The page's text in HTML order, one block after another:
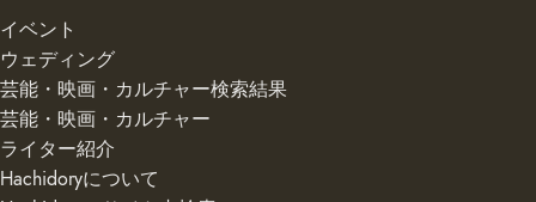
イベント
ウェディング
芸能・映画・カルチャー検索結果
芸能・映画・カルチャー
ライター紹介
Hachidoryについて